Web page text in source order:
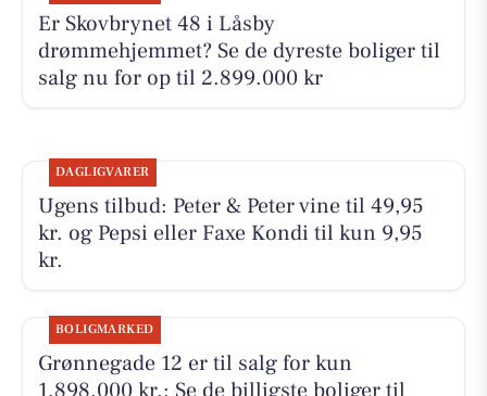
Er Skovbrynet 48 i Låsby
drømmehjemmet? Se de dyreste boliger til
salg nu for op til 2.899.000 kr
DAGLIGVARER
Ugens tilbud: Peter & Peter vine til 49,95
kr. og Pepsi eller Faxe Kondi til kun 9,95
kr.
BOLIGMARKED
Grønnegade 12 er til salg for kun
1.898.000 kr.: Se de billigste boliger til